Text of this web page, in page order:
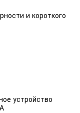
и короткого
устройство